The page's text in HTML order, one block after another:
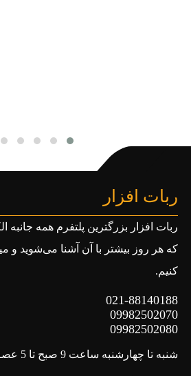
ربات افزار
ربات افزار بزرگترین پلتفرم همه جانبه
که هر روز بیشتر با آن آشنا می‌شوید و
کنیم.
021-88140188
09982502070
09982502080
شنبه تا چهارشنبه ساعت 9 صبح تا 5 عصر